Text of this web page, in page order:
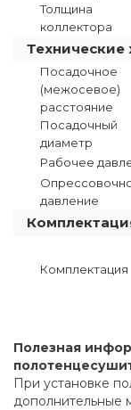
Толщина
коллектора
Технические
Посадочное
(межосевое)
расстояние
Посадочный
диаметр
Рабочее
давление
Комплектация
Полезная
При установке
дополнительные